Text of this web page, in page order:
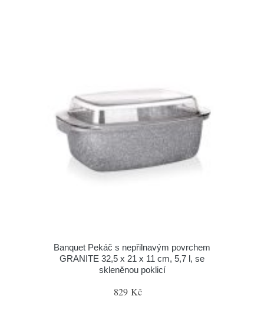
Banquet Pekáč s nepřilnavým povrchem
GRANITE 32,5 x 21 x 11 cm, 5,7 l, se
skleněnou poklicí
829 Kč